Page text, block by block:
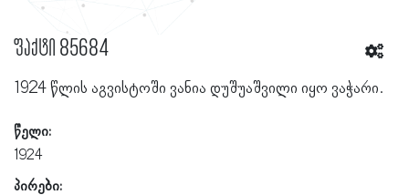
ფაქტი 85684
1924 წლის აგვისტოში ვანია დუშუაშვილი იყო ვაჭარი.
წელი:
1924
პირები: